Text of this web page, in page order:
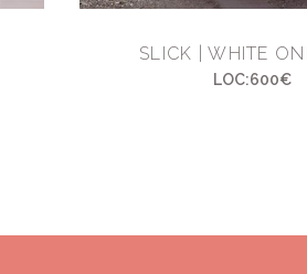
SLICK | WHITE
LOC:600€